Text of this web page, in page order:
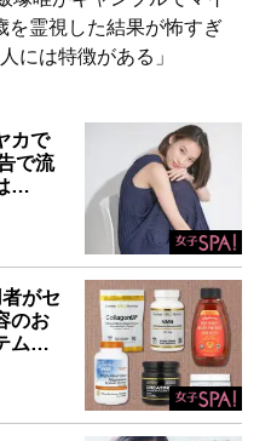
を霊視した結果が怖すぎ
には特徴がある」
カで
で流
…
がセ
のお
ム…